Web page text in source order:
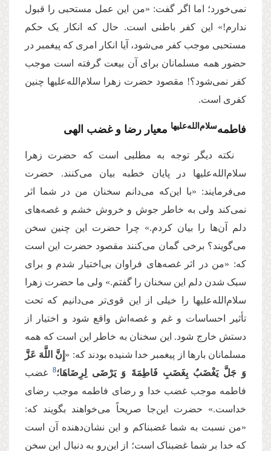
نمی‌خورد؛ اما اگر گفت: «من این عمل مستحبی را قبول
ندارم!» این کفر باطنی است. حال که انکار یک حکم
مستحبی موجب کفر می‌شود، آیا انکار امری که پیغمبر در
حضور همه مسلمانان برای آن بیعت گرفته است موجب
کفر نمی‌شود؟! مقصود حضرت زهرا سلام‌الله‌علیها چنین
کفری است.
فاطمه‌سلام‌الله‌علیها معیار رضا و غضب الهی
نکته دیگر توجه به مطلبی است که حضرت زهرا
سلام‌الله‌علیها در پایان خطبه بیان می‌کنند. حضرت
می‌فرمایند: «با این‌که می‌دانم سخنان من در شما اثر
نمی‌کند ولی به خاطر جوش و خروش خشم و غصه‌های
دلم آن‌ها را بیان کردم.» چرا حضرت این چنین سخن
می‌گویند؟ برخی گمان می‌کنند مقصود حضرت این است
که: «من در اثر غصه‌های فراوان بی‌اختیار شدم و برای
سبک شدن دلم این سخنان را گفتم.» ولی ما حضرت زهرا
سلام‌الله‌علیها را خیلی از این قوی‌تر می‌دانیم که تحت
تأثیر احساسات و غم و غصه‌اش واقع شود و اختیار از
دستش خارج شود. این سخنان به خاطر این است که همه
مسلمانان بارها از پیغمبر خدا شنیده بودند که: « إِنَّ اللَّهَ عَزَّ
وَ جَلَّ یَغْضَبُ بِغَضَبِ فَاطِمَةَ وَ یَرْضَى لِرِضَاهَا؛8غضب
فاطمه موجب غضب خدا و رضای فاطمه موجب رضای
خداست.» حضرت این‌جا صریحاً می‌خواهند بگویند که:
«من نسبت به شما غضبناکم و این نشان‌دهنده آن است
که خدا بر شما غضبناک است؛ از این‌رو به دنبال این سخن